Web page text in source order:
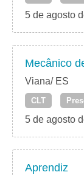
5 de agosto
Mecânico
Viana/ ES
CLT
5 de agosto
Aprendiz